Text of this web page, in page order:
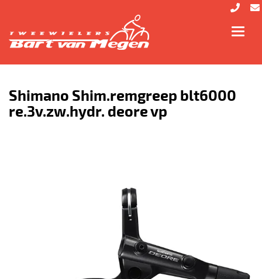
Shimano Shim.remgreep blt6000
re.3v.zw.hydr. deore vp